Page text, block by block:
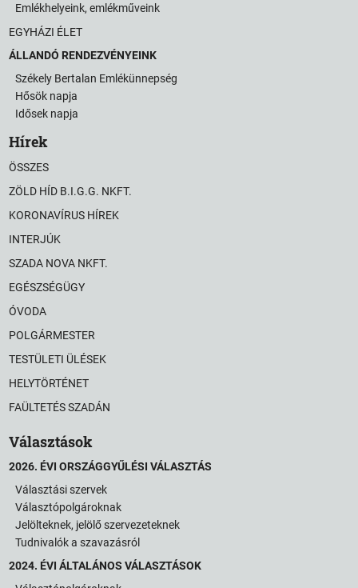
Emlékhelyeink, emlékműveink
EGYHÁZI ÉLET
ÁLLANDÓ RENDEZVÉNYEINK
Székely Bertalan Emlékünnepség
Hősök napja
Idősek napja
Hírek
ÖSSZES
ZÖLD HÍD B.I.G.G. NKFT.
KORONAVÍRUS HÍREK
INTERJÚK
SZADA NOVA NKFT.
EGÉSZSÉGÜGY
ÓVODA
POLGÁRMESTER
TESTÜLETI ÜLÉSEK
HELYTÖRTÉNET
FAÜLTETÉS SZADÁN
Választások
2026. ÉVI ORSZÁGGYŰLÉSI VÁLASZTÁS
Választási szervek
Választópolgároknak
Jelölteknek, jelölő szervezeteknek
Tudnivalók a szavazásról
2024. ÉVI ÁLTALÁNOS VÁLASZTÁSOK